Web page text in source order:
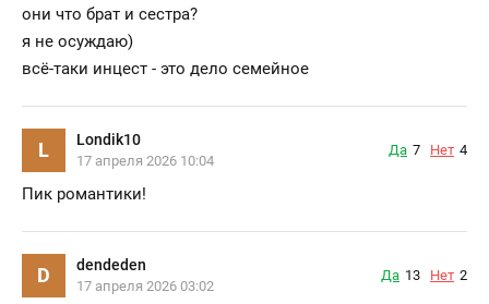
они что брат и сестра?
я не осуждаю)
всё-таки инцест - это дело семейное
L Londik10
17 апреля 2026 10:04
Да 7 Нет 4
Пик романтики!
D dendeden
17 апреля 2026 03:02
Да 13 Нет 2